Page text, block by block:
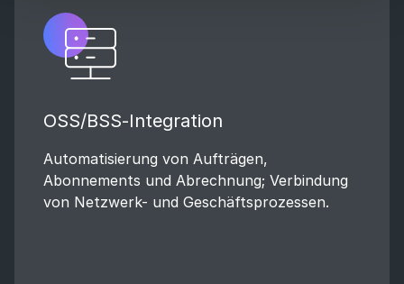
OSS/BSS-Integration
Automatisierung von Aufträgen,
Abonnements und Abrechnung; Verbindung
von Netzwerk- und Geschäftsprozessen.